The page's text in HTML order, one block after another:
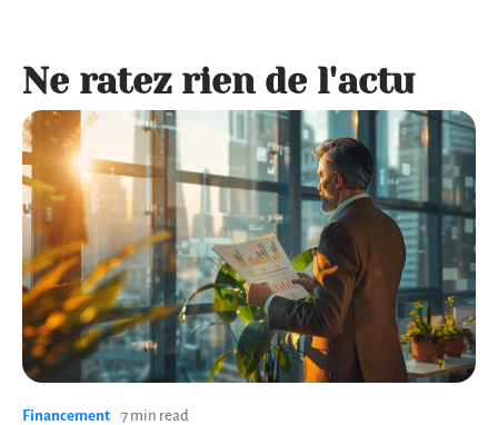
Ne ratez rien de l'actu
Financement 7 min read